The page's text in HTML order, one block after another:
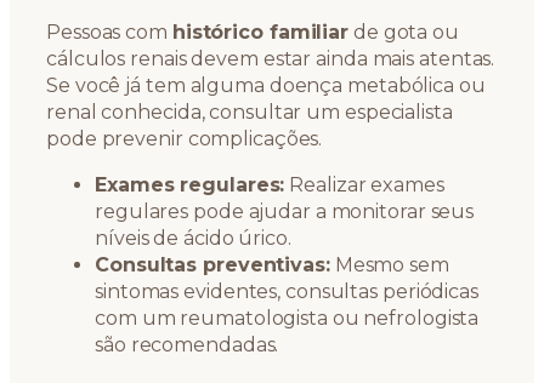
Pessoas com histórico familiar de gota ou
cálculos renais devem estar ainda mais atentas.
Se você já tem alguma doença metabólica ou
renal conhecida, consultar um especialista
pode prevenir complicações.
Exames regulares: Realizar exames
regulares pode ajudar a monitorar seus
níveis de ácido úrico.
Consultas preventivas:Mesmo sem
sintomas evidentes, consultas periódicas
com um reumatologista ou nefrologista
são recomendadas.